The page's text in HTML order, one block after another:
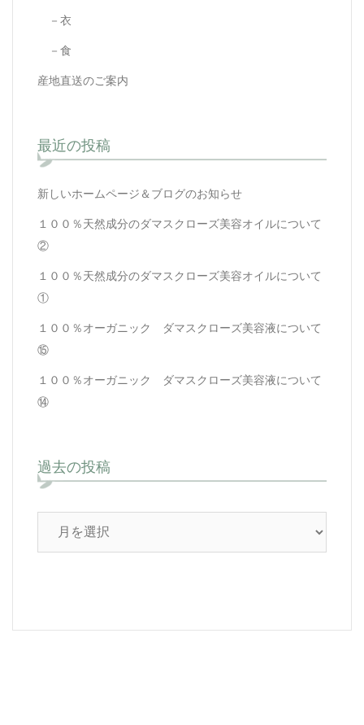
－衣
－食
産地直送のご案内
最近の投稿
新しいホームページ＆ブログのお知らせ
１００％天然成分のダマスクローズ美容オイルについて
②
１００％天然成分のダマスクローズ美容オイルについて
①
１００％オーガニック ダマスクローズ美容液について
⑮
１００％オーガニック ダマスクローズ美容液について
⑭
過去の投稿
過
の